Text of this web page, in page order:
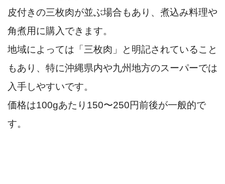
皮付きの三枚肉が並ぶ場合もあり、煮込み料理や
角煮用に購入できます。
地域によっては「三枚肉」と明記されていること
もあり、特に沖縄県内や九州地方のスーパーでは
入手しやすいです。
価格は100gあたり150〜250円前後が一般的で
す。